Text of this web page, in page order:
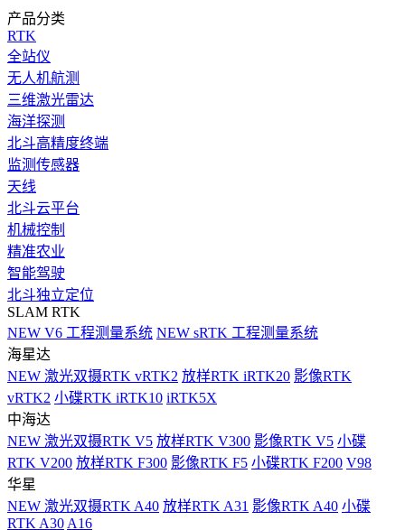
产品分类
RTK
全站仪
无人机航测
三维激光雷达
海洋探测
北斗高精度终端
监测传感器
天线
北斗云平台
机械控制
精准农业
智能驾驶
北斗独立定位
SLAM RTK
NEW V6 工程测量系统 NEW sRTK 工程测量系统
海星达
NEW 激光双摄RTK vRTK2 放样RTK iRTK20 影像RTK
vRTK2 小碟RTK iRTK10 iRTK5X
中海达
NEW 激光双摄RTK V5 放样RTK V300 影像RTK V5 小碟
RTK V200 放样RTK F300 影像RTK F5 小碟RTK F200 V98
华星
NEW 激光双摄RTK A40 放样RTK A31 影像RTK A40 小碟
RTK A30 A16